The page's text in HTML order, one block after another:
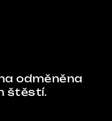
odměněna
štěstí.